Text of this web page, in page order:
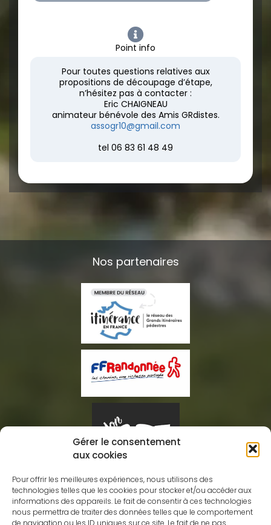
Gérer le consentement
aux cookies
Pour offrir les meilleures expériences, nous utilisons des
technologies telles que les cookies pour stocker et/ou accéder aux
informations des appareils. Le fait de consentir à ces technologies
nous permettra de traiter des données telles que le comportement
de navigation ou les ID uniques sur ce site. Le fait de ne pas
Point info
Pour toutes questions relatives aux
propositions de découpage d’étape,
n’hésitez pas à contacter :
Eric CHAIGNEAU
animateur bénévole des Amis GRdistes.
assogr10@gmail.com
tel 06 83 61 48 49
Nos partenaires
Association des Amis GRdistes